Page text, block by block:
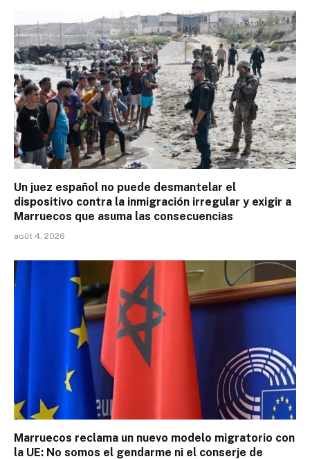
Un juez español no puede desmantelar el
dispositivo contra la inmigración irregular y exigir a
Marruecos que asuma las consecuencias
août 4, 2026
Marruecos reclama un nuevo modelo migratorio con
la UE: No somos el gendarme ni el conserje de